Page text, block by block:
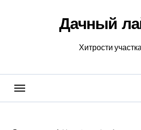
Дачный
Хитрости участка